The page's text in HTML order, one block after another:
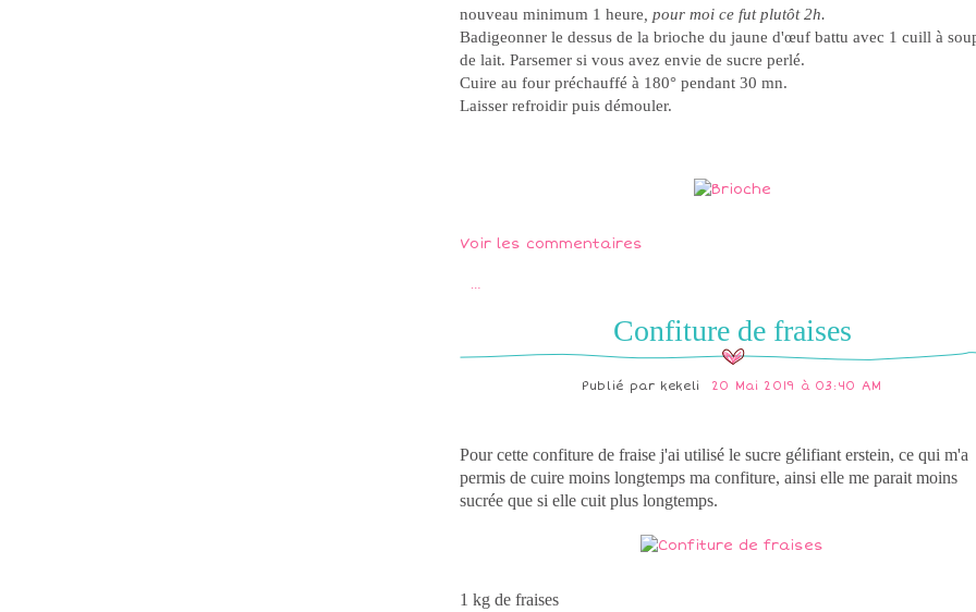
nouveau minimum 1 heure , pour moi ce fut plutôt 2h.
Badigeonner le dessus de la brioche du jaune d'œuf battu avec 1 cuill à
de lait. Parsemer si vous avez envie de sucre perlé.
Cuire au four préchauffé à 180° pendant 30 mn.
Laisser refroidir puis démouler.
Voir les commentaires
…
Confiture de fraises
Publié par kekeli 20 Mai 2019 à 03:40 AM
Pour cette confiture de fraise j'ai utilisé le sucre gélifiant erstein, ce qui m'a
permis de cuire moins longtemps ma confiture, ainsi elle me parait moins
sucrée que si elle cuit plus longtemps.
1 kg de fraises